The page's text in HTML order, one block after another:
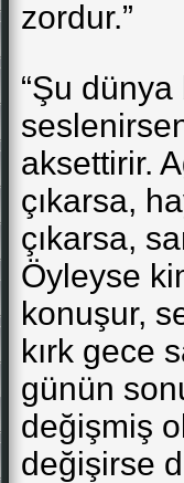
zordur.”
“Şu
aksettirir.
çıkarsa,
çıkarsa,
Öyleyse
konuşur,
kırk gece
günün
değişmiş
değişirse